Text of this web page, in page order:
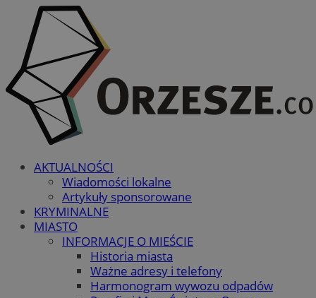
AKTUALNOŚCI
Wiadomości lokalne
Artykuły sponsorowane
KRYMINALNE
MIASTO
INFORMACJE O MIEŚCIE
Historia miasta
Ważne adresy i telefony
Harmonogram wywozu odpadów